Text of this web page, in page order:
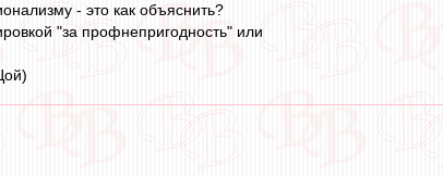
- это как объяснить?
"за профнепригодность" или